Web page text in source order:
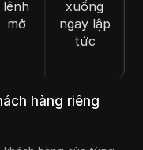
lệnh
mở
xuống
ngay lập
tức
hàng riêng